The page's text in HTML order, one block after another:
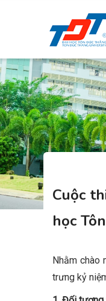
content
Cuộc
học
Nhằm
trưng kỷ